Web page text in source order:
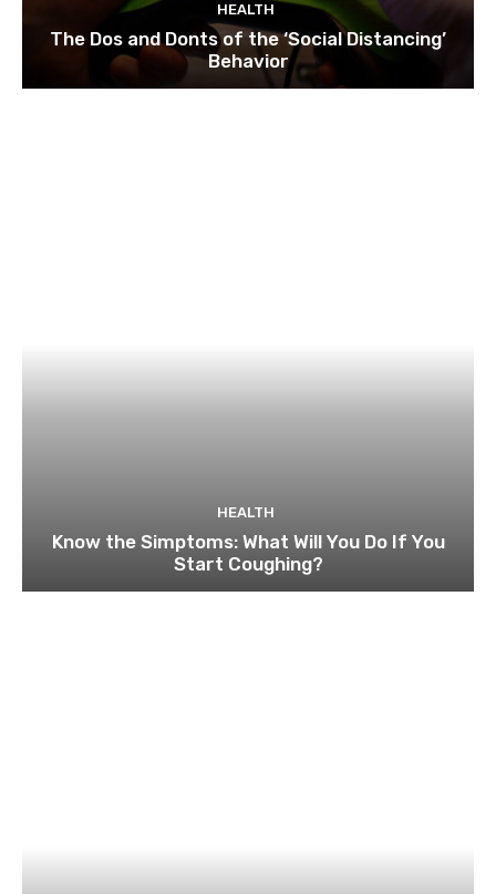
HEALTH
The Dos and Donts of the ‘Social Distancing’
Behavior
HEALTH
Know the Simptoms: What Will You Do If You
Start Coughing?